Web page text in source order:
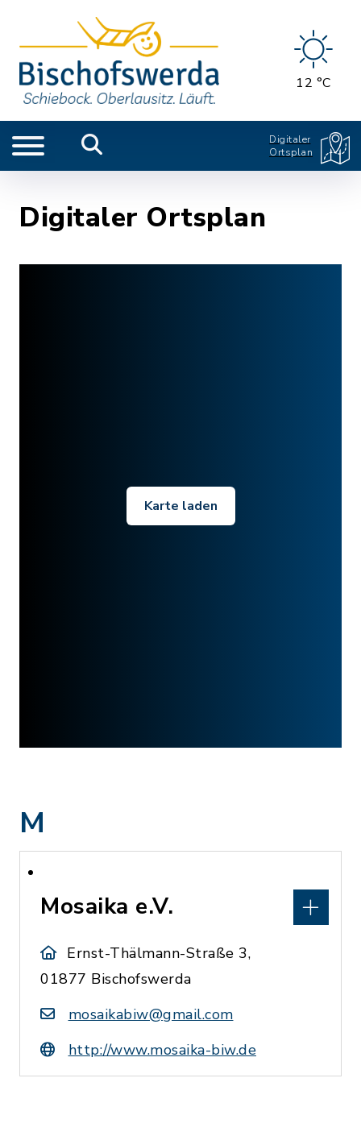
12 °C
Digitaler
Ortsplan
Digitaler Ortsplan
Karte laden
M
Mosaika e.V.
Ernst-Thälmann-Straße 3,
01877 Bischofswerda
mosaikabiw@gmail.com
http://www.mosaika-biw.de